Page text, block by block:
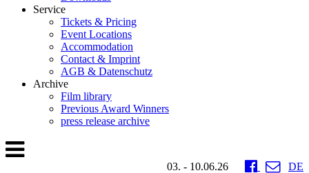
Service
Tickets & Pricing
Event Locations
Accommodation
Contact & Imprint
AGB & Datenschutz
Archive
Film library
Previous Award Winners
press release archive
03. - 10.06.26 DE